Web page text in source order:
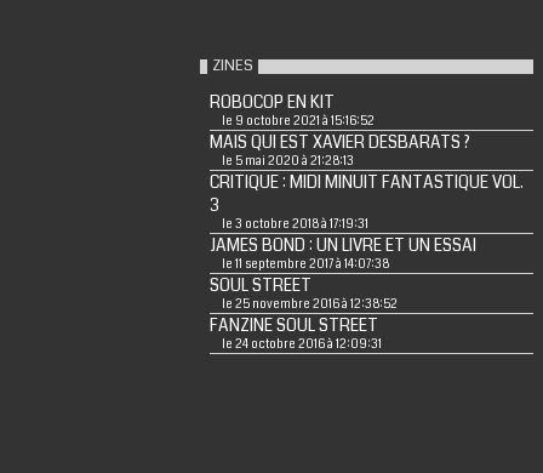
ZINES
ROBOCOP EN KIT
le 9 octobre 2021 à 15:16:52
MAIS QUI EST XAVIER DESBARATS ?
le 5 mai 2020 à 21:28:13
CRITIQUE : MIDI MINUIT FANTASTIQUE VOL.
3
le 3 octobre 2018 à 17:19:31
JAMES BOND : UN LIVRE ET UN ESSAI
le 11 septembre 2017 à 14:07:38
SOUL STREET
le 25 novembre 2016 à 12:38:52
FANZINE SOUL STREET
le 24 octobre 2016 à 12:09:31